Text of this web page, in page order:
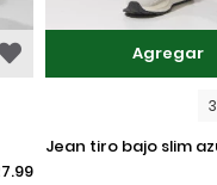
Agregar
jean tiro bajo slim azul intenso ajustado